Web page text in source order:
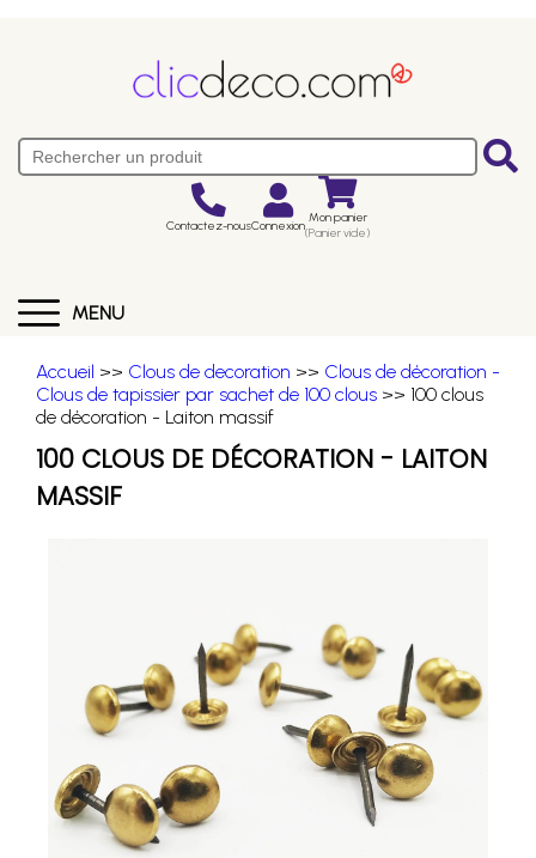
Contactez-nousConnexion Mon panier
(Panier vide)
MENU
Accueil >> Clous de decoration >> Clous de décoration -
Clous de tapissier par sachet de 100 clous >> 100 clous
de décoration - Laiton massif
100 CLOUS DE DÉCORATION - LAITON
MASSIF